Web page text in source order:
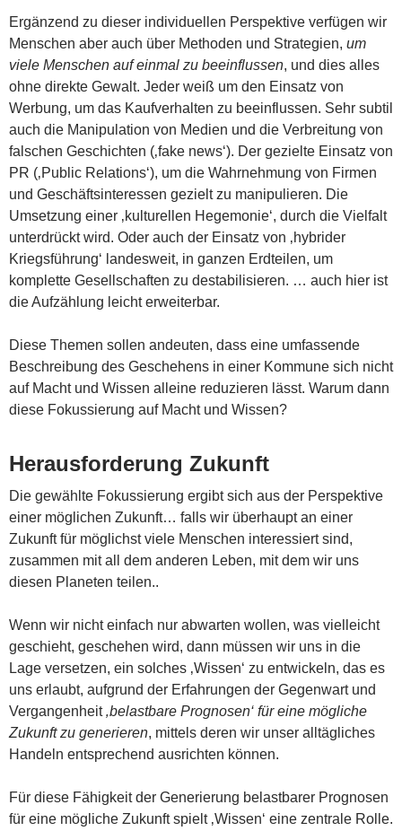
Ergänzend zu dieser individuellen Perspektive verfügen wir
Menschen aber auch über Methoden und Strategien, um
viele Menschen auf einmal zu beeinflussen, und dies alles
ohne direkte Gewalt. Jeder weiß um den Einsatz von
Werbung, um das Kaufverhalten zu beeinflussen. Sehr subtil
auch die Manipulation von Medien und die Verbreitung von
falschen Geschichten (‚fake news‘). Der gezielte Einsatz von
PR (‚Public Relations‘), um die Wahrnehmung von Firmen
und Geschäftsinteressen gezielt zu manipulieren. Die
Umsetzung einer ‚kulturellen Hegemonie‘, durch die Vielfalt
unterdrückt wird. Oder auch der Einsatz von ‚hybrider
Kriegsführung‘ landesweit, in ganzen Erdteilen, um
komplette Gesellschaften zu destabilisieren. … auch hier ist
die Aufzählung leicht erweiterbar.
Diese Themen sollen andeuten, dass eine umfassende
Beschreibung des Geschehens in einer Kommune sich nicht
auf Macht und Wissen alleine reduzieren lässt. Warum dann
diese Fokussierung auf Macht und Wissen?
Herausforderung Zukunft
Die gewählte Fokussierung ergibt sich aus der Perspektive
einer möglichen Zukunft… falls wir überhaupt an einer
Zukunft für möglichst viele Menschen interessiert sind,
zusammen mit all dem anderen Leben, mit dem wir uns
diesen Planeten teilen..
Wenn wir nicht einfach nur abwarten wollen, was vielleicht
geschieht, geschehen wird, dann müssen wir uns in die
Lage versetzen, ein solches ‚Wissen‘ zu entwickeln, das es
uns erlaubt, aufgrund der Erfahrungen der Gegenwart und
Vergangenheit‚belastbare Prognosen‘ für eine mögliche
Zukunft zu generieren, mittels deren wir unser alltägliches
Handeln entsprechend ausrichten können.
Für diese Fähigkeit der Generierung belastbarer Prognosen
für eine mögliche Zukunft spielt ‚Wissen‘ eine zentrale Rolle.